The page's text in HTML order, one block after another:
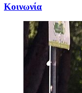
Κοινωνία